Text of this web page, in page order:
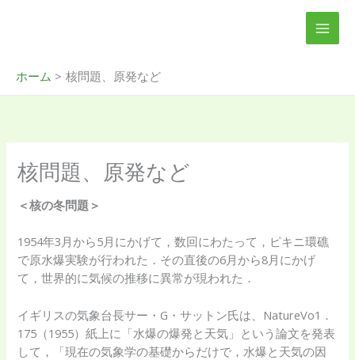
ッ
ホーム 核問題、原発など
核問題、原発など
＜核の冬問題＞
1954年3月から5月にかげて，数回にわたって，ピキニ環礁
で原水爆実験が行われた．その直後の6月から8月にかげ
て，世界的に気候の推移に異常が現われた．
イギリスの気象台長サー・G・サットン氏は、NatureVo1．
175（1955）紙上に「水爆の爆発と天気」という論文を発表
して，「現在の気象学の基礎からだけで，水爆と天気の因